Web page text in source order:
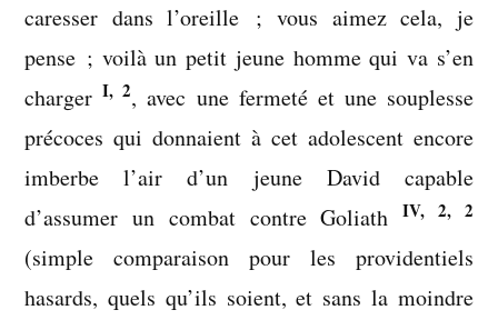
caresser dans l’oreille ; vous aimez cela, je
pense ; voilà un petit jeune homme qui va s’en
chargerI, 2, avec une fermeté et une souplesse
précoces qui donnaient à cet adolescent encore
imberbe l’air d’un jeune David capable
d’assumer un combat contre GoliathIV, 2, 2
(simple comparaison pour les providentiels
hasards, quels qu’ils soient, et sans la moindre